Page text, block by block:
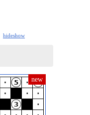
hideshow